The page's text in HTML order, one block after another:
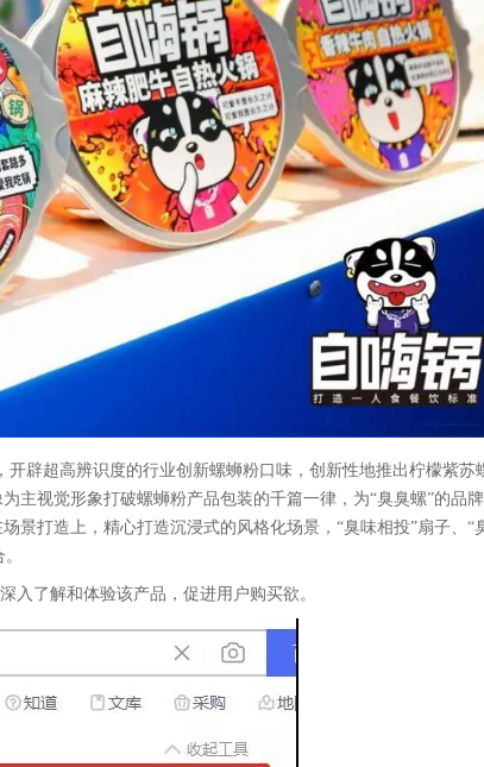
开辟超高辨识度的行业创新螺蛳粉口味，创新性地推出柠檬紫苏
主视觉形象打破螺蛳粉产品包装的千篇一律，为“臭臭螺”的品
景打造上，精心打造沉浸式的风格化场景，“臭味相投”扇子、“
入了解和体验该产品，促进用户购买欲 。